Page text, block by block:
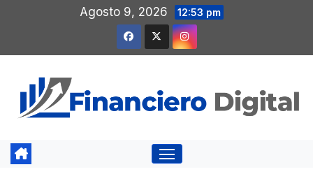
contenido
Agosto 9, 2026 12:53 pm